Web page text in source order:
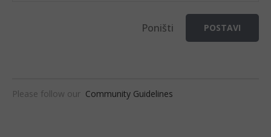
Poništi POSTAVI
Please follow our Community Guidelines